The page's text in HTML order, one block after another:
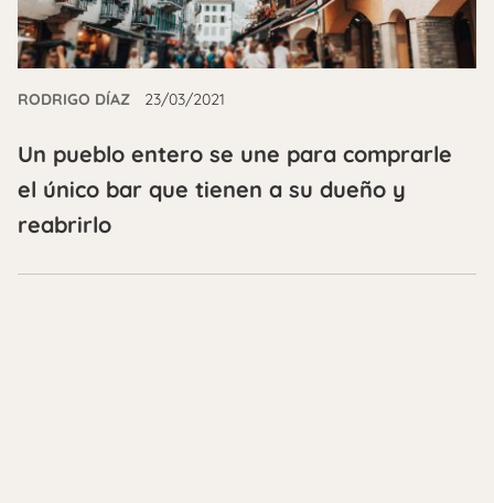
RODRIGO DÍAZ 23/03/2021
Un pueblo entero se une para comprarle
el único bar que tienen a su dueño y
reabrirlo